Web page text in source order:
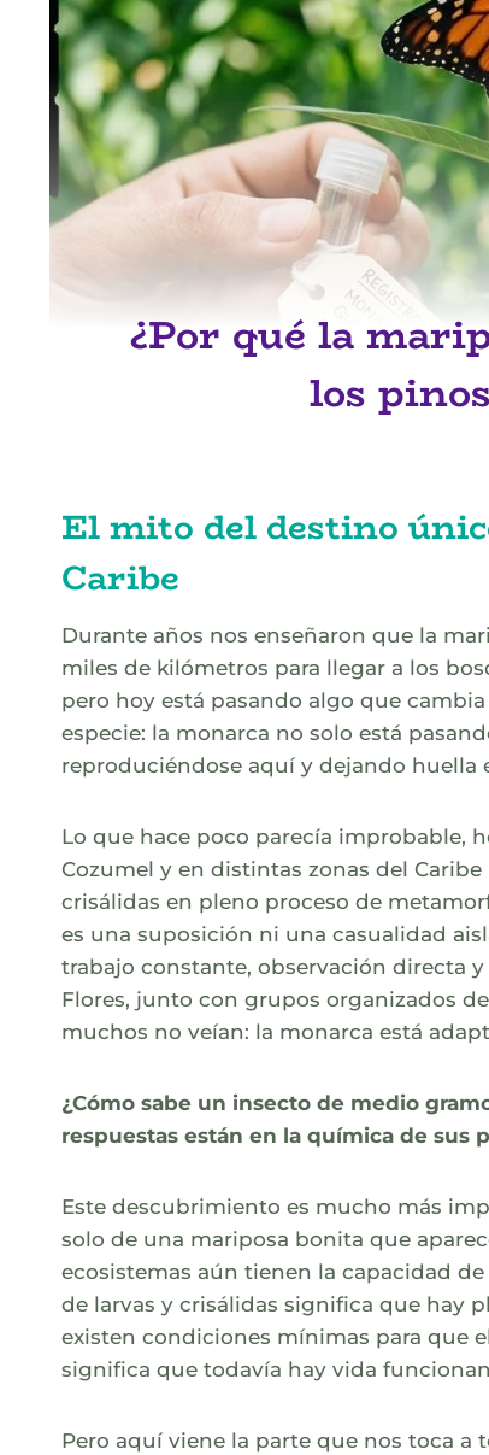
¿Por qué la
los
El mito del destino
Caribe
Durante años nos enseñaron que la
miles de kilómetros para llegar a los
pero hoy está pasando algo que
especie: la monarca no solo está
reproduciéndose aquí y dejando huella
Lo que hace poco parecía improbable,
Cozumel y en distintas zonas del
crisálidas en pleno proceso de
es una suposición ni una casualidad
trabajo constante, observación directa
Flores, junto con grupos organizados
muchos no veían: la monarca está
¿Cómo sabe un insecto de medio
respuestas están en la química de sus
Este descubrimiento es mucho más
solo de una mariposa bonita que
ecosistemas aún tienen la capacidad
de larvas y crisálidas significa que hay
existen condiciones mínimas para que
significa que todavía hay vida
Pero aquí viene la parte que nos toca a